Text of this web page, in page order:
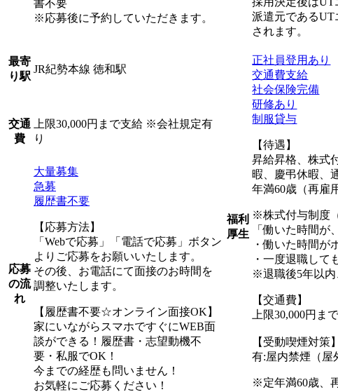
書不要
※応募後に予約していただきます。
最寄
り駅
JR紀勢本線 徳和駅
交通
費
上限30,000円まで支給 ※会社規定有
り
応募
の流
れ
大量募集
急募
履歴書不要
【応募方法】
「Webで応募」「電話で応募」ボタン
よりご応募をお願いいたします。
その後、お電話にて面接のお時間を
調整いたします。
【履歴書不要☆オンライン面接OK】
家にいながらスマホですぐにWEB面
談ができる！履歴書・志望動機不
要・私服でOK！
今までの経歴も問いません！
お気軽にご応募ください！
派遣元である
されます。
福利
厚生
正社員登用あり
交通費支給
社会保険完備
研修あり
制服貸与
【待遇】
昇給昇格、株式
暇、慶弔休暇、
年満60歳（再雇
※株式付与制度
「働いた時間が
・働いた時間が
・一度退職し
※退職後5年以内
【交通費】
上限30,000円ま
【受動喫煙対策】
有:屋内禁煙（屋
※定年満60歳、